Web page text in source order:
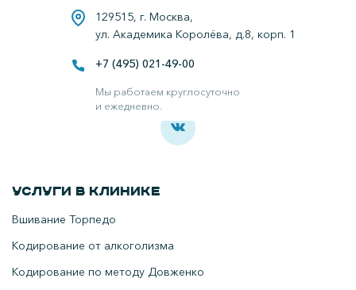
129515, г. Москва,
ул. Академика Королёва, д.8, корп. 1
+7 (495) 021-49-00
Мы работаем круглосуточно
и ежедневно.
Все права защищены.
Наркологическая клиника в Москве.
Услуги в клинике
Вшивание Торпедо
Кодирование от алкоголизма
Кодирование по методу Довженко